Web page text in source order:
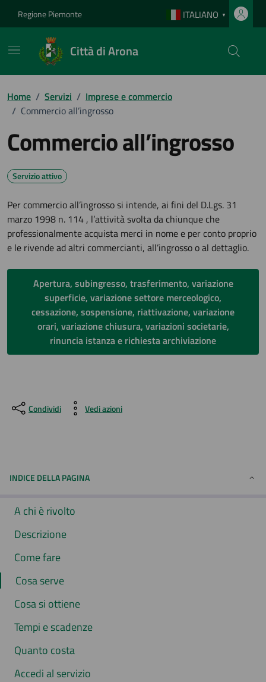
Regione Piemonte ITALIANO ▼
Città di Arona
Home / Servizi / Imprese e commercio
/ Commercio all’ingrosso
Commercio all’ingrosso
Servizio attivo
Per commercio all’ingrosso si intende, ai fini del D.Lgs. 31
marzo 1998 n. 114 , l’attività svolta da chiunque che
professionalmente acquista merci in nome e per conto proprio
e le rivende ad altri commercianti, all’ingrosso o al dettaglio.
Apertura, subingresso, trasferimento, variazione
superficie, variazione settore merceologico,
cessazione, sospensione, riattivazione, variazione
orari, variazione chiusura, variazioni societarie,
rinuncia istanza e richiesta archiviazione
Condividi Vedi azioni
INDICE DELLA PAGINA
A chi è rivolto
Descrizione
Come fare
Cosa serve
Cosa si ottiene
Tempi e scadenze
Quanto costa
Accedi al servizio